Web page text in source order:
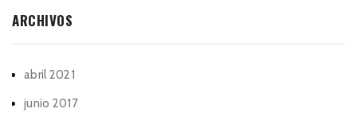
ARCHIVOS
abril 2021
junio 2017